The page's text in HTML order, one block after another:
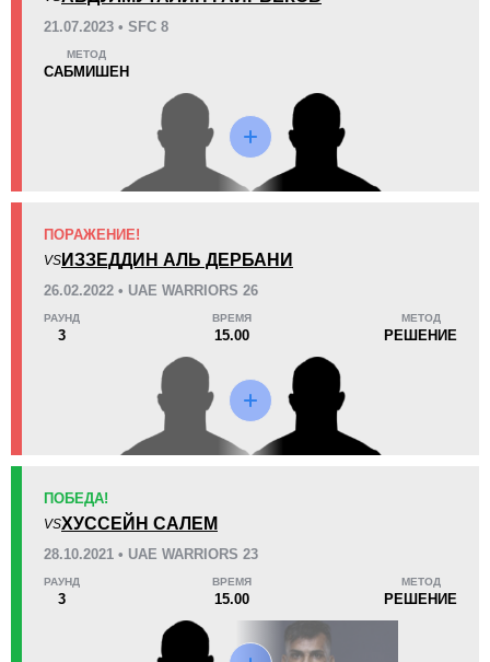
0
4(80%)
1
10:1841
Финиши в первом раунде
Статистика боев по организациям
Организация
BCF
CFC
DFC
EFC
6
Не определено
21.07.2023 • SFC 8
МЕТОД
САБМИШЕН
ПОРАЖЕНИЕ!
VS ИЗЗЕДДИН АЛЬ ДЕРБАНИ
26.02.2022 • UAE WARRIORS 26
РАУНД
3
ВРЕМЯ
15.00
МЕТОД
РЕШЕНИЕ
ПОБЕДА!
VSХУССЕЙН САЛЕМ
28.10.2021 • UAE WARRIORS 23
РАУНД
3
ВРЕМЯ
15.00
МЕТОД
РЕШЕНИЕ